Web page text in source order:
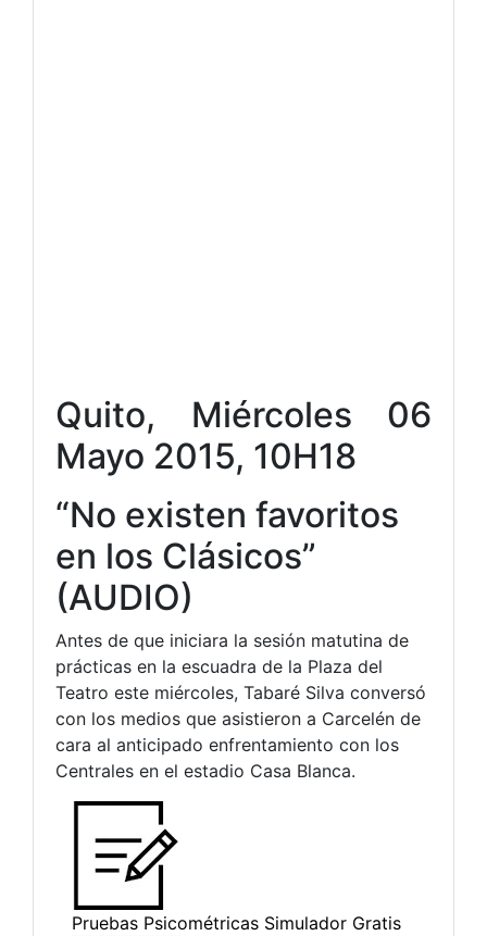
Quito, Miércoles 06
Mayo 2015, 10H18
“No existen favoritos
en los Clásicos”
(AUDIO)
Antes de que iniciara la sesión matutina de
prácticas en la escuadra de la Plaza del
Teatro este miércoles, Tabaré Silva conversó
con los medios que asistieron a Carcelén de
cara al anticipado enfrentamiento con los
Centrales en el estadio Casa Blanca.